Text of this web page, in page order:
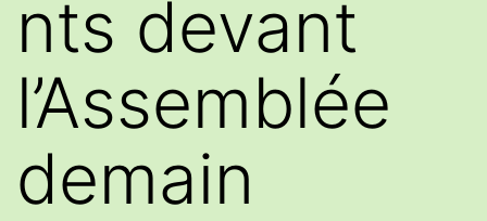
nts devant
l’Assemblée
demain